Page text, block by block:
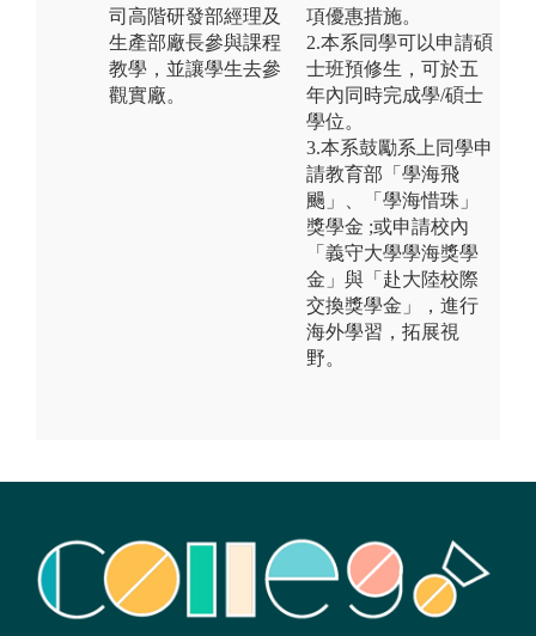
司高階研發部經理及
生產部廠長參與課程
教學，並讓學生去參
觀實廠。
項優惠措施。
2.本系同學可以申請碩
士班預修生，可於五
年內同時完成學/碩士
學位。
3.本系鼓勵系上同學申
請教育部「學海飛
颺」、「學海惜珠」
獎學金 ;或申請校內
「義守大學學海獎學
金」與「赴大陸校際
交換獎學金」，進行
海外學習，拓展視
野。